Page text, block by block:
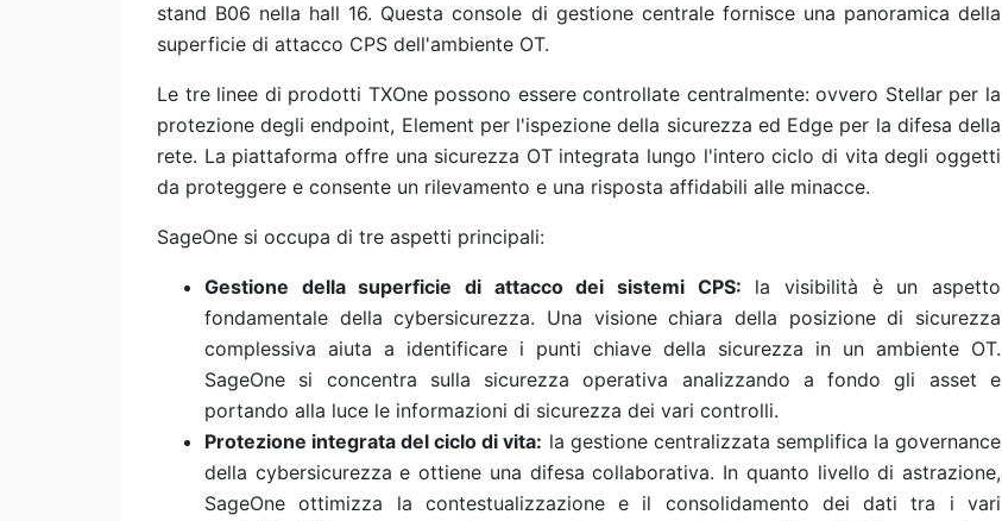
stand B06 nella hall 16. Questa console di gestione centrale fornisce una panoramica della
superficie di attacco CPS dell'ambiente OT.
Le tre linee di prodotti TXOne possono essere controllate centralmente: ovvero Stellar per la
protezione degli endpoint, Element per l'ispezione della sicurezza ed Edge per la difesa della
rete. La piattaforma offre una sicurezza OT integrata lungo l'intero ciclo di vita degli oggetti
da proteggere e consente un rilevamento e una risposta affidabili alle minacce.
SageOne si occupa di tre aspetti principali:
Gestione della superficie di attacco dei sistemi CPS: la visibilità è un aspetto
fondamentale della cybersicurezza. Una visione chiara della posizione di sicurezza
complessiva aiuta a identificare i punti chiave della sicurezza in un ambiente OT.
SageOne si concentra sulla sicurezza operativa analizzando a fondo gli asset e
portando alla luce le informazioni di sicurezza dei vari controlli.
Protezione integrata del ciclo di vita: la gestione centralizzata semplifica la governance
della cybersicurezza e ottiene una difesa collaborativa. In quanto livello di astrazione,
SageOne ottimizza la contestualizzazione e il consolidamento dei dati tra i vari